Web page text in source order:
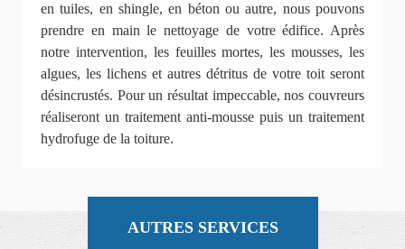
en tuiles, en shingle, en béton ou autre, nous pouvons
prendre en main le nettoyage de votre édifice. Après
notre intervention, les feuilles mortes, les mousses, les
algues, les lichens et autres détritus de votre toit seront
désincrustés. Pour un résultat impeccable, nos couvreurs
réaliseront un traitement anti-mousse puis un traitement
hydrofuge de la toiture.
AUTRES SERVICES